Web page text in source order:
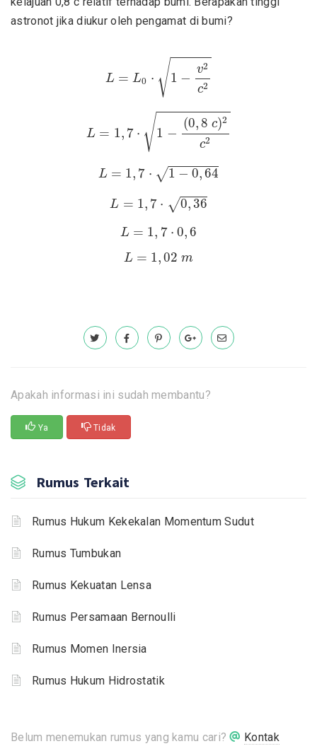
astronot jika diukur oleh pengamat di bumi?
L = L0 ⋅ √1 −
v2
c2
v2c2
L = 1, 7 ⋅ √1 −
(0,8 c)2
c2
(0,8 c)2c2
L = 1, 7 ⋅ √1 − 0,64
L= 1,7 −0,64
L = 1, 7 ⋅ √0, 36
= ,7 36
L = 1, 7 ⋅ 0,6
1 7⋅ ,6
L = 1,02 m
L 1, 02 m
Apakah informasi ini sudah membantu?
Ya Tidak
Rumus Terkait
Rumus Hukum Kekekalan Momentum Sudut
Rumus Tumbukan
Rumus Kekuatan Lensa
Rumus Persamaan Bernoulli
Rumus Momen Inersia
Rumus Hukum Hidrostatik
Belum menemukan rumus yang kamu cari?
Kontak